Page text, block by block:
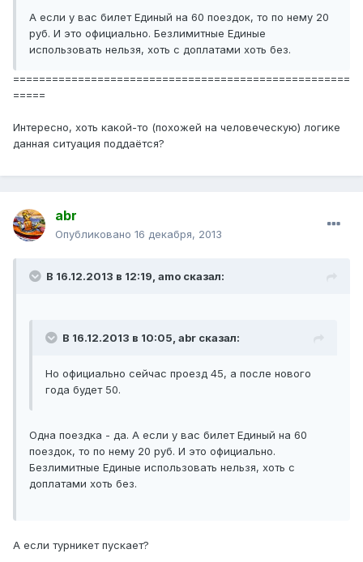
А если у вас билет Единый на 60 поездок, то по нему 20
руб. И это официально. Безлимитные Единые
использовать нельзя, хоть с доплатами хоть без.
====================================================
=====
Интересно, хоть какой-то (похожей на человеческую) логике
данная ситуация поддаётся?
abr
Опубликовано 16 декабря, 2013
В 16.12.2013 в 12:19, amo сказал:
В 16.12.2013 в 10:05, abr сказал:
Но официально сейчас проезд 45, а после нового
года будет 50.
Одна поездка - да. А если у вас билет Единый на 60
поездок, то по нему 20 руб. И это официально.
Безлимитные Единые использовать нельзя, хоть с
доплатами хоть без.
А если турникет пускает?